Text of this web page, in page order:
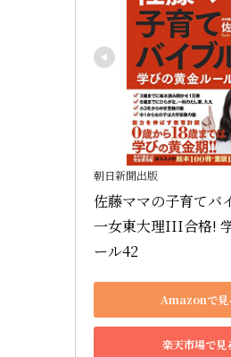
朝日新聞出版
佐藤ママの子育てバ
一女東大理III合格!
ール42
Amazonで見
楽天市場で見